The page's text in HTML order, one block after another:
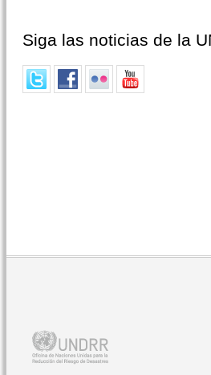
Siga las noticias de la